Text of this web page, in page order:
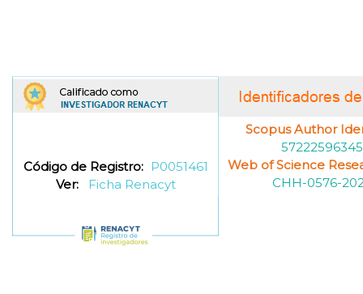
Código de Registro: P0051461
Ver:
Ficha Renacyt
Scopus Author
57222596345
Web of Science
CHH-0576-